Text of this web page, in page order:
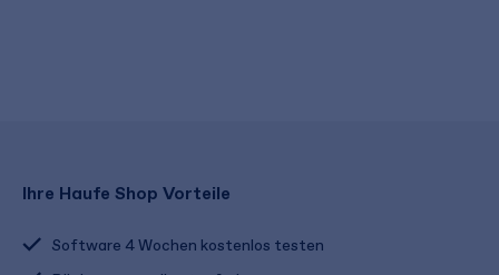
Ihre Haufe Shop Vorteile
Software 4 Wochen kostenlos testen